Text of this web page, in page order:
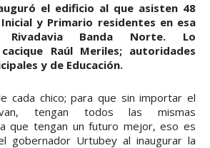
el edificio al que asisten 48
y Primario residentes en esa
Rivadavia Banda Norte. Lo
Raúl Meriles; autoridades
y de Educación.
cada chico; para que sin importar el
tengan todos las mismas
que tengan un futuro mejor, eso es
gobernador Urtubey al inaugurar la